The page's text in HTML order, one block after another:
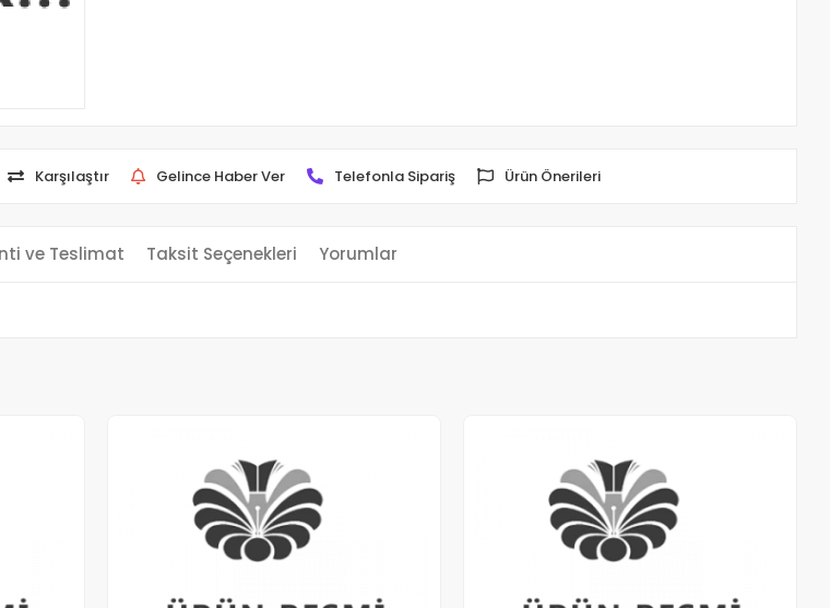
Karşılaştır Gelince Haber Ver Telefonla Sipariş Ürün Önerileri
ve Teslimat Taksit Seçenekleri Yorumlar